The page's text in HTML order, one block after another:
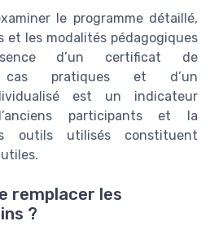
le programme détaillé,
et les modalités pédagogiques
d’un certificat de
cas pratiques et d’un
est un indicateur
participants et la
outils utilisés constituent
remplacer les
?